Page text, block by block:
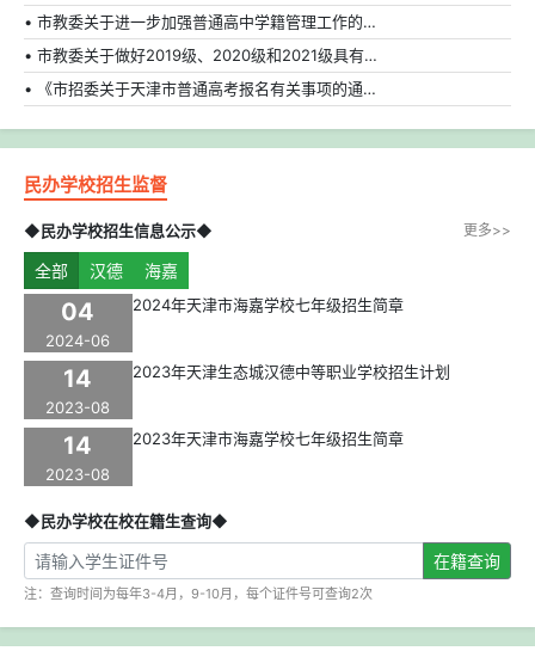
• 市教委关于进一步加强普通高中学籍管理工作的通知
• 市教委关于做好2019级、2020级和2021级具有天津市户籍在外省市普通高中就读学生转学工作的通知
• 《市招委关于天津市普通高考报名有关事项的通知》的解读
民办学校招生监督
◆民办学校招生信息公示◆ 更多>>
全部 汉德 海嘉
04
2024-06
2024年天津市海嘉学校七年级招生简章
14
2023-08
2023年天津生态城汉德中等职业学校招生计划
14
2023-08
2023年天津市海嘉学校七年级招生简章
◆民办学校在校在籍生查询◆
在籍查询
注：查询时间为每年3-4月，9-10月，每个证件号可查询2次